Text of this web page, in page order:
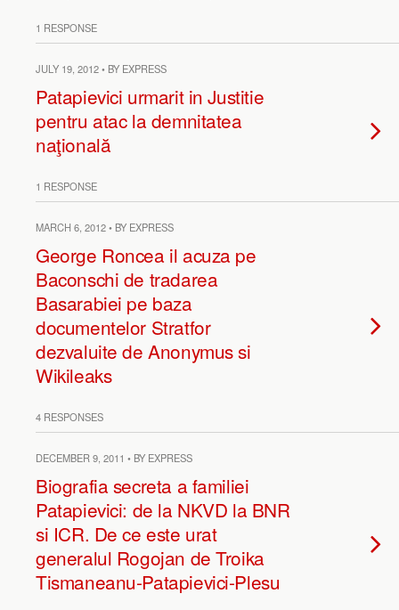
1 RESPONSE
JULY 19, 2012 • BY EXPRESS
Patapievici urmarit in Justitie
pentru atac la demnitatea
naţională
1 RESPONSE
MARCH 6, 2012 • BY EXPRESS
George Roncea il acuza pe
Baconschi de tradarea
Basarabiei pe baza
documentelor Stratfor
dezvaluite de Anonymus si
Wikileaks
4 RESPONSES
DECEMBER 9, 2011 • BY EXPRESS
Biografia secreta a familiei
Patapievici: de la NKVD la BNR
si ICR. De ce este urat
generalul Rogojan de Troika
Tismaneanu-Patapievici-Plesu